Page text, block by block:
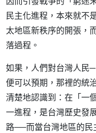
民主化進程，本來就不
太地區新秩序的開張，
落過程。
如果，人們對台灣人民
便可以預期，那裡的統
清楚地認識到：在「一
一進程，是台灣歷史發
路──而當台灣地區的民